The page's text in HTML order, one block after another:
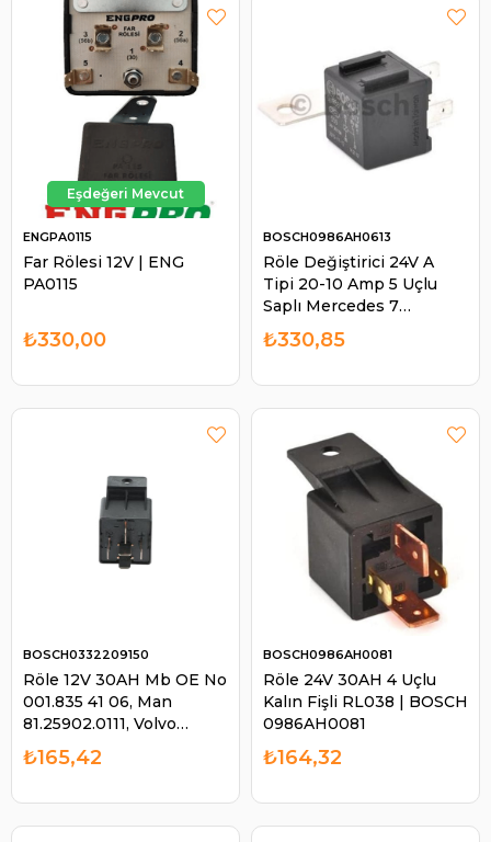
Far Rölesi 12V | ENG
PA0115
ENGPA0115
₺330,00
Röle Değiştirici 24V A
Tipi 20-10 Amp 5 Uçlu
Saplı Mercedes 7
375124000 0008201710
Man 88259020005 |
BOSCH0986AH0613
₺330,85
Röle 12V 30AH Mb OE No
001.835 41 06, Man
81.25902.0111, Volvo
872300, Lada 2121.374
7210 00, Porsche 911.799
BOSCH0332209150
₺165,42
Röle 24V 30AH 4 Uçlu
Kalın Fişli RL038 | BOSCH
0986AH0081
BOSCH0986AH0081
₺164,32